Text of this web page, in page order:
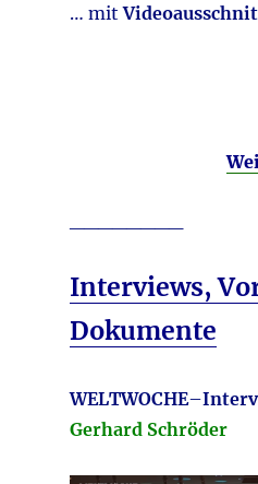
… mit
Interviews,
Dokumente
WELTWOCHE–
Gerhard Schröder